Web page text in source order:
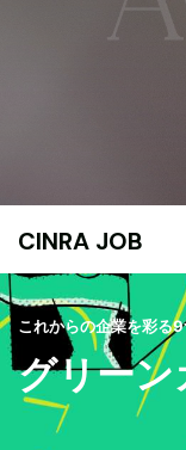
CINRA JOB
これからの企業を彩る
グリー